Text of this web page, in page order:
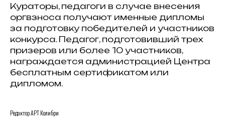
Кураторы, педагоги в случае внесения
оргвзноса получают именные дипломы
за подготовку победителей и участников
конкурса. Педагог, подготовивший трех
призеров или более 10 участников,
награждается администрацией Центра
бесплатным сертификатом или
дипломом.
Редактор АРТ Колибри